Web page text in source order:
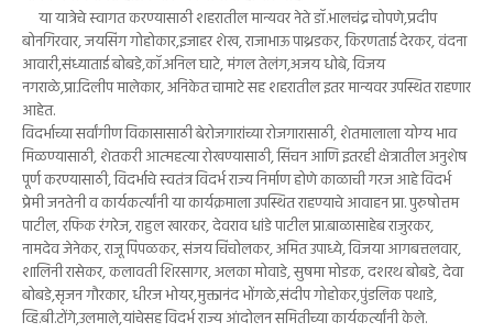
या यात्रेचे स्वागत करण्यासाठी शहरातील मान्यवर नेते डॉ.भालचंद्र चोपणे,प्रदीप
बोनगिरवार, जयसिंग गोहोकार,इजाहर शेख, राजाभाऊ पाथ्रडकर, किरणताई देरकर, वंदना
आवारी,संध्याताई बोबडे,कॉ.अनिल घाटे, मंगल तेलंग,अजय धोबे, विजय
नगराळे,प्रा.दिलीप मालेकार, अनिकेत चामाटे सह शहरातील इतर मान्यवर उपस्थित राहणार
आहेत.
विदर्भाच्या सर्वांगीण विकासासाठी बेरोजगारांच्या रोजगारासाठी, शेतमालाला योग्य भाव
मिळण्यासाठी, शेतकरी आत्महत्या रोखण्यासाठी, सिंचन आणि इतरही क्षेत्रातील अनुशेष
पूर्ण करण्यासाठी, विदर्भाचे स्वतंत्र विदर्भ राज्य निर्माण होणे काळाची गरज आहे विदर्भ
प्रेमी जनतेनी व कार्यकर्त्यांनी या कार्यक्रमाला उपस्थित राहण्याचे आवाहन प्रा. पुरुषोत्तम
पाटील, रफिक रंगरेज, राहुल खारकर, देवराव धांडे पाटील प्रा.बाळासाहेब राजुरकर,
नामदेव जेनेकर, राजू पिंपळकर, संजय चिंचोलकर, अमित उपाध्ये, विजया आगबत्तलवार,
शालिनी रासेकर, कलावती शिरसागर, अलका मोवाडे, सुषमा मोडक, दशरथ बोबडे, देवा
बोबडे,सृजन गौरकार, धीरज भोयर,मुक्तानंद भोंगळे,संदीप गोहोकर,पुंडलिक पथाडे,
व्हि.बी.टोंगे,उलमाले,यांचेसह विदर्भ राज्य आंदोलन समितीच्या कार्यकर्त्यांनी केले.